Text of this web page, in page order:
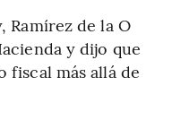
Ramírez de la O
y dijo que
fiscal más allá de